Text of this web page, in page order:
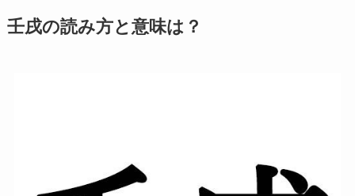
壬戌の読み方と意味は？